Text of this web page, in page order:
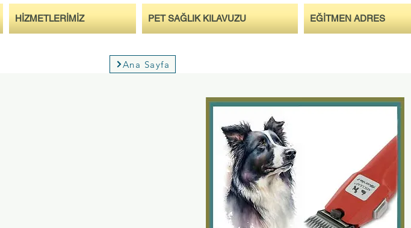
HİZMETLERİMİZ PET SAĞLIK KILAVUZU EĞİTMEN ADRES
Ana Sayfa